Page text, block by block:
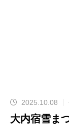
2025.10.08
大内宿雪ま